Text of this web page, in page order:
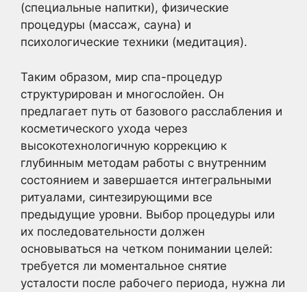
(специальные напитки), физические
процедуры (массаж, сауна) и
психологические техники (медитация).
Таким образом, мир спа-процедур
структурирован и многослойен. Он
предлагает путь от базового расслабления и
косметического ухода через
высокотехнологичную коррекцию к
глубинным методам работы с внутренним
состоянием и завершается интегральными
ритуалами, синтезирующими все
предыдущие уровни. Выбор процедуры или
их последовательности должен
основываться на четком понимании целей:
требуется ли моментальное снятие
усталости после рабочего периода, нужна ли